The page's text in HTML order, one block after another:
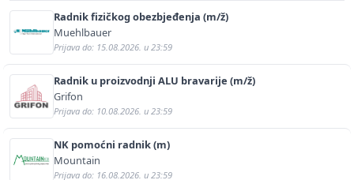
Radnik fizičkog obezbjeđenja (m/ž)
Muehlbauer
Prijava do: 15.08.2026. u 23:59
Radnik u proizvodnji ALU bravarije (m/ž)
Grifon
Prijava do: 10.08.2026. u 23:59
NK pomoćni radnik (m)
Mountain
Prijava do: 16.08.2026. u 23:59